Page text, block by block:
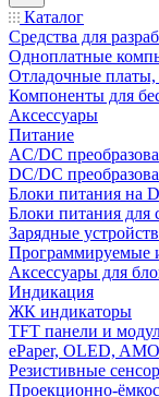
Каталог
Средства для
Одноплатные
Отладочные платы,
Компоненты для
Аксессуары
Питание
AC/DC
DC/DC
Блоки питания на
Блоки питания для
Зарядные
Программируемые
Аксессуары для
Индикация
ЖК индикаторы
TFT панели и
ePaper, OLED,
Резистивные
Проекционно-